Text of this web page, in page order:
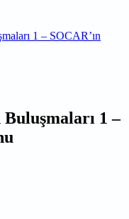
1 – SOCAR’ın
1 –